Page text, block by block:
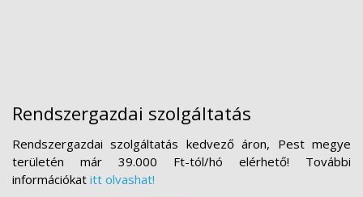
Rendszergazdai szolgáltatás
Rendszergazdai szolgáltatás kedvező áron, Pest megye
területén már 39.000 Ft-tól/hó elérhető! További
információkat itt olvashat!